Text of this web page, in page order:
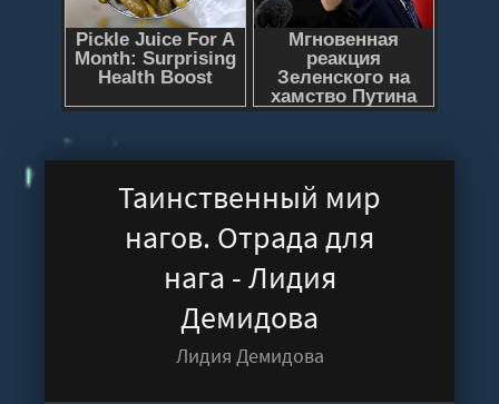
Таинственный мир
нагов. Отрада для
нага - Лидия
Демидова
Лидия Демидова